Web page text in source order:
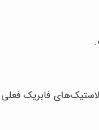
فابریک فعلی